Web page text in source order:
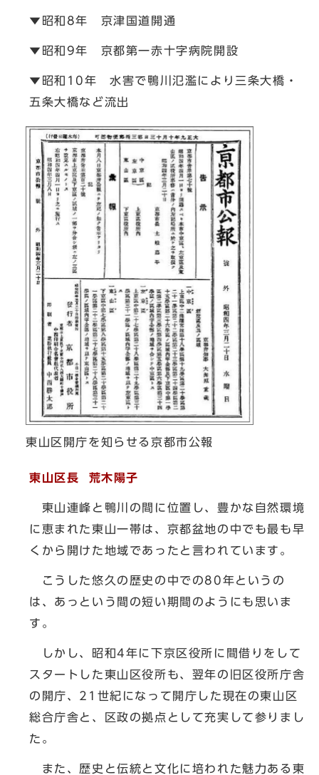
▼昭和8年 京津国道開通
▼昭和9年 京都第一赤十字病院開設
▼昭和10年 水害で鴨川氾濫により三条大橋・
五条大橋など流出
東山区開庁を知らせる京都市公報
東山区長 荒木陽子
東山連峰と鴨川の間に位置し、豊かな自然環境
に恵まれた東山一帯は、京都盆地の中でも最も早
くから開けた地域であったと言われています。
こうした悠久の歴史の中での80年というの
は、あっという間の短い期間のようにも思いま
す。
しかし、昭和4年に下京区役所に間借りをして
スタートした東山区役所も、翌年の旧区役所庁舎
の開庁、21世紀になって開庁した現在の東山区
総合庁舎と、区政の拠点として充実して参りまし
た。
また、歴史と伝統と文化に培われた魅力ある東